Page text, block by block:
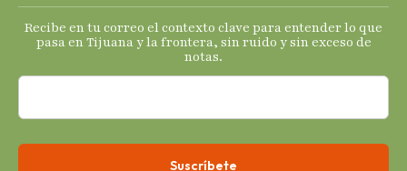
s
económicos.
Recibe en tu correo el contexto clave para entender lo que
pasa en Tijuana y la frontera, sin ruido y sin exceso de
notas.